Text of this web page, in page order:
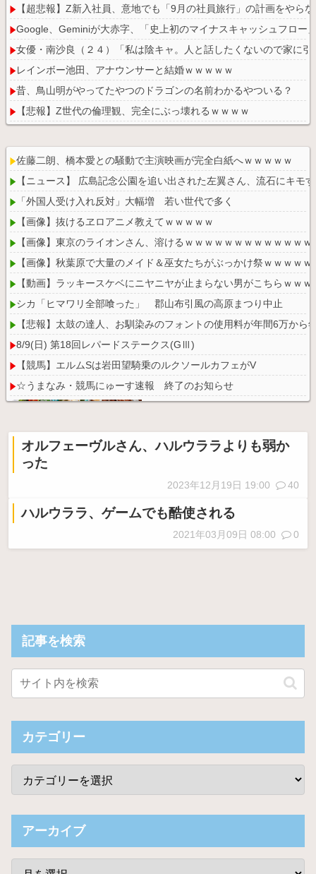
【超悲報】Z新入社員、意地でも「9月の社員旅行」の計画をやら
Google、Geminiが大赤字、「史上初のマイナスキャッシュフロー
女優・南沙良（２４）「私は陰キャ。人と話したくないので家に
レインボー池田、アナウンサーと結婚ｗｗｗｗｗ
昔、鳥山明がやってたやつのドラゴンの名前わかるやついる？
【悲報】Z世代の倫理観、完全にぶっ壊れるｗｗｗｗ
Powered by livedoor 相互RSS
佐藤二朗、橋本愛との騒動で主演映画が完全白紙へｗｗｗｗｗ
【ニュース】 広島記念公園を追い出された左翼さん、流石にキモ
「外国人受け入れ反対」大幅増 若い世代で多く
【画像】抜けるヱロアニメ教えてｗｗｗｗｗ
【画像】東京のライオンさん、溶けるｗｗｗｗｗｗｗｗｗｗｗｗ
【画像】秋葉原で大量のメイド＆巫女たちがぶっかけ祭ｗｗｗｗ
【動画】ラッキースケベにニヤニヤが止まらない男がこちらｗｗ
シカ「ヒマワリ全部喰った」 郡山布引風の高原まつり中止
【悲報】太鼓の達人、お馴染みのフォントの使用料が年間6万から
8/9(日) 第18回レパードステークス(GⅢ)
【競馬】エルムSは岩田望騎乗のルクソールカフェがV
☆うまなみ・競馬にゅーす速報 終了のお知らせ
Powered by livedoor 相互RSS
オルフェーヴルさん、ハルウララよりも弱か
った
2023年12月19日 19:00 40
ハルウララ、ゲームでも酷使される
2021年03月09日 08:00 0
記事を検索
カテゴリー
アーカイブ